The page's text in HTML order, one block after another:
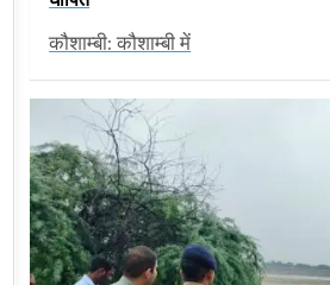
कौशाम्बी: कौशाम्बी में